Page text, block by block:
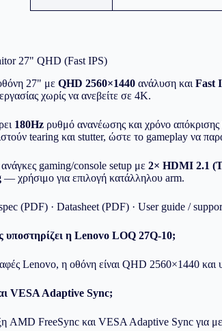
27" QHD (Fast IPS)
27" με QHD 2560×1440 ανάλυση και Fast
χωρίς να ανεβείτε σε 4K.
180Hz ρυθμό ανανέωσης και χρόνο απόκρισης
tearing και stutter, ώστε το gameplay να
gaming/console setup με 2× HDMI 2.1
— χρήσιμο για επιλογή κατάλληλου arm.
(PDF) · Datasheet (PDF) · User guide /
η Lenovo LOQ 27Q-10;
Lenovo, η οθόνη είναι QHD 2560×1440
VESA Adaptive Sync;
AMD FreeSync και VESA Adaptive Sync για